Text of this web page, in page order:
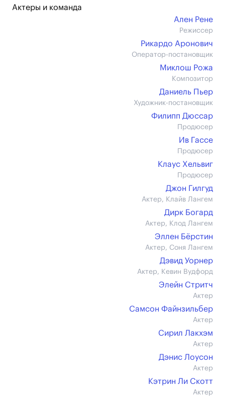
Актеры и команда
Ален Рене
Режиссер
Рикардо Аронович
Оператор-постановщик
Миклош Рожа
Композитор
Даниель Пьер
Художник-постановщик
Филипп Дюссар
Продюсер
Ив Гассе
Продюсер
Клаус Хельвиг
Продюсер
Джон Гилгуд
Актер, Клайв Лангем
Дирк Богард
Актер, Клод Лангем
Эллен Бёрстин
Актер, Соня Лангем
Дэвид Уорнер
Актер, Кевин Вудфорд
Элейн Стритч
Актер
Самсон Файнзильбер
Актер
Сирил Лакхэм
Актер
Дэнис Лоусон
Актер
Кэтрин Ли Скотт
Актер